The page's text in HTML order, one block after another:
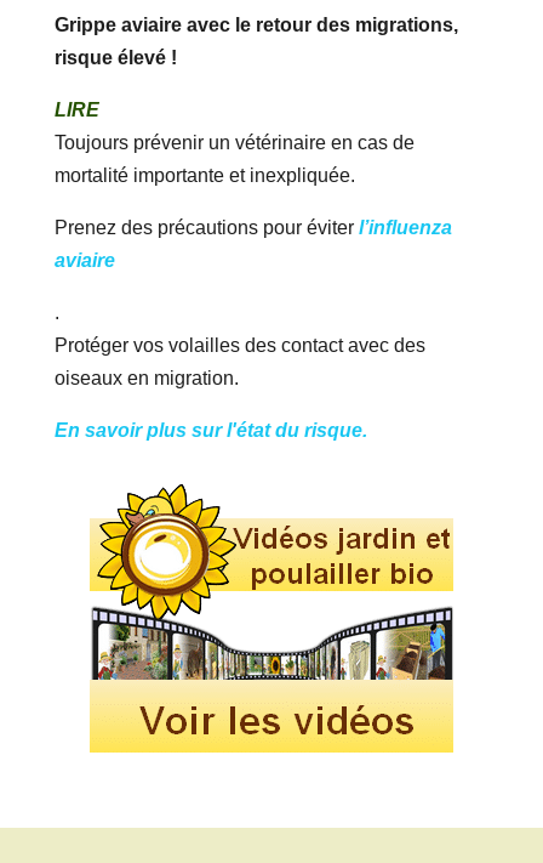
Grippe aviaire avec le retour des migrations,
risque élevé !
LIRE
Toujours prévenir un vétérinaire en cas de
mortalité importante et inexpliquée.
Prenez des précautions pour éviter l’influenza
aviaire
.
Protéger vos volailles des contact avec des
oiseaux en migration.
En savoir plus sur l'état du risque.